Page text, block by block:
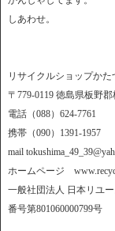
しあわせ。
リサイクルショップか
〒779-0119 徳島県板野
電話（088）624-7761
携帯（090）1391-1957
mail
ホームページ
一般社団法人 日本リユ
番号第801060000799号